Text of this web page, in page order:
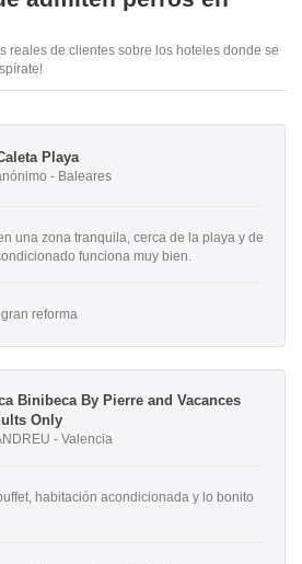
reales de clientes sobre los hoteles donde se
Playa
- Baleares
una zona tranquila, cerca de la playa y de
funciona muy bien.
reforma
Binibeca By Pierre and Vacances
Only
- Valencia
habitación acondicionada y lo bonito